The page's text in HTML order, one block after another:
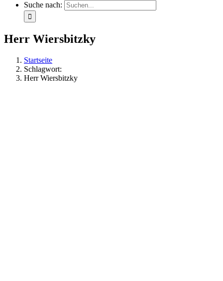
Suche nach:
Herr Wiersbitzky
Startseite
Schlagwort:
Herr Wiersbitzky